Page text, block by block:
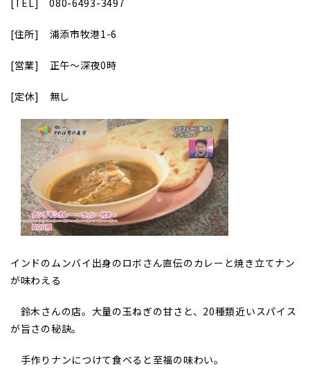
[住所] 浦添市牧港1-6
[営業] 正午～深夜0時
[定休] 無し
インドのムンバイ出身のロボさん直伝のカレーと焼き立てナン
が味わえる
鈴木さんの店。大量の玉ねぎの甘さと、20種類近いスパイス
が旨さの秘訣。
手作りナンにつけて食べると至福の味わい。